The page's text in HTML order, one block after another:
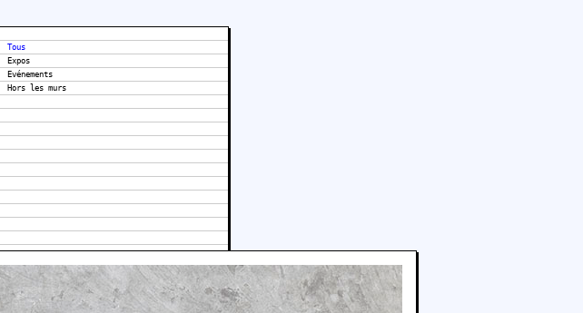
Tous
Expos
Evénements
Hors les murs